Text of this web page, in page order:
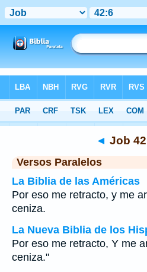
>Job> Capítulo 42 > Verso 6
◄ Job
Versos Paralelos
La Biblia de las Américas
Por eso me retracto, y me
ceniza.
La Nueva Biblia de los
Por eso me retracto, Y me
ceniza."